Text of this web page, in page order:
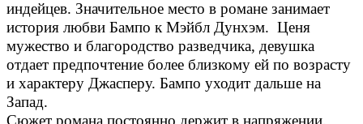
индейцев. Значительное место в романе занимает
история любви Бампо к Мэйбл Дунхэм. Ценя
мужество и благородство разведчика, девушка
отдает предпочтение более близкому ей по возрасту
и характеру Джасперу. Бампо уходит дальше на
Запад.